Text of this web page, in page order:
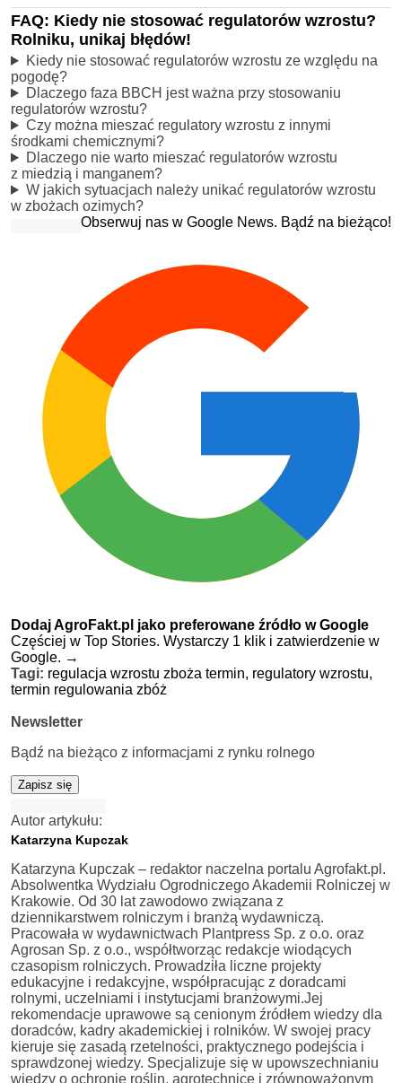
FAQ: Kiedy nie stosować regulatorów wzrostu?
Rolniku, unikaj błędów!
Kiedy nie stosować regulatorów wzrostu ze względu na
pogodę?
Dlaczego faza BBCH jest ważna przy stosowaniu
regulatorów wzrostu?
Czy można mieszać regulatory wzrostu z innymi
środkami chemicznymi?
Dlaczego nie warto mieszać regulatorów wzrostu
z miedzią i manganem?
W jakich sytuacjach należy unikać regulatorów wzrostu
w zbożach ozimych?
Obserwuj nas w Google News. Bądź na bieżąco!
Dodaj AgroFakt.pl jako preferowane źródło w Google
Częściej w Top Stories. Wystarczy 1 klik i zatwierdzenie w
Google. →
Tagi: regulacja wzrostu zboża termin, regulatory wzrostu,
termin regulowania zbóż
Newsletter
Bądź na bieżąco z informacjami z rynku rolnego
Zapisz się
Autor artykułu:
Katarzyna Kupczak
Katarzyna Kupczak – redaktor naczelna portalu Agrofakt.pl.
Absolwentka Wydziału Ogrodniczego Akademii Rolniczej w
Krakowie. Od 30 lat zawodowo związana z
dziennikarstwem rolniczym i branżą wydawniczą.
Pracowała w wydawnictwach Plantpress Sp. z o.o. oraz
Agrosan Sp. z o.o., współtworząc redakcje wiodących
czasopism rolniczych. Prowadziła liczne projekty
edukacyjne i redakcyjne, współpracując z doradcami
rolnymi, uczelniami i instytucjami branżowymi.Jej
rekomendacje uprawowe są cenionym źródłem wiedzy dla
doradców, kadry akademickiej i rolników. W swojej pracy
kieruje się zasadą rzetelności, praktycznego podejścia i
sprawdzonej wiedzy. Specjalizuje się w upowszechnianiu
wiedzy o ochronie roślin, agrotechnice i zrównoważonym